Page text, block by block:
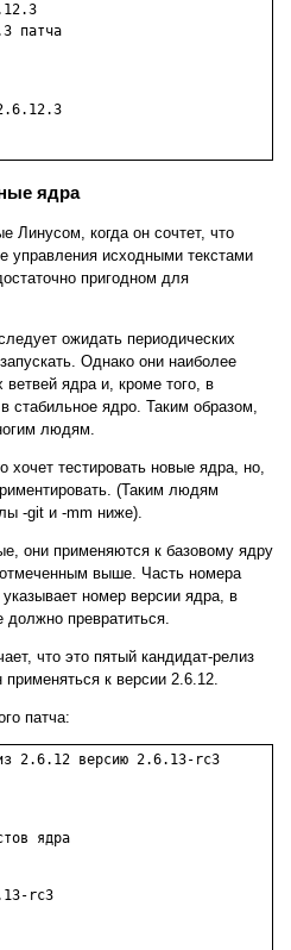
патча
ядра
Линусом, когда он сочтет, что
управления исходными текстами
пригодном для
ожидать периодических
Однако они наиболее
ядра и, кроме того, в
стабильное ядро. Таким образом,
людям.
хочет тестировать новые ядра, но,
(Таким людям
-git и -mm ниже).
они применяются к базовому ядру
выше. Часть номера
номер версии ядра, в
должно превратиться.
что это пятый кандидат-релиз
к версии 2.6.12.
патча:
2.6.12 версию 2.6.13-rc3
ядра
rc3